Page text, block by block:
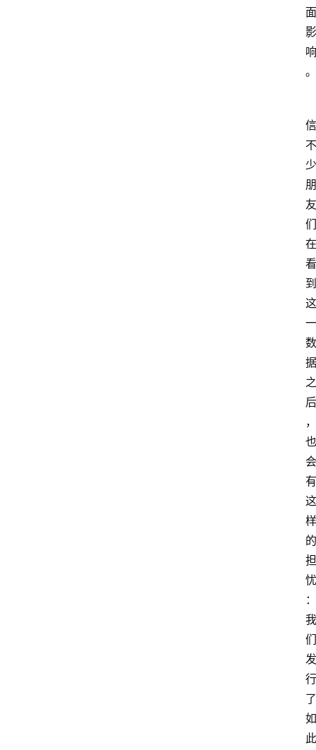
面
影
响
。
信
不
少
朋
友
们
在
看
到
这
一
数
据
之
后
，
也
会
有
这
样
的
担
忧
：
我
们
发
行
了
如
此